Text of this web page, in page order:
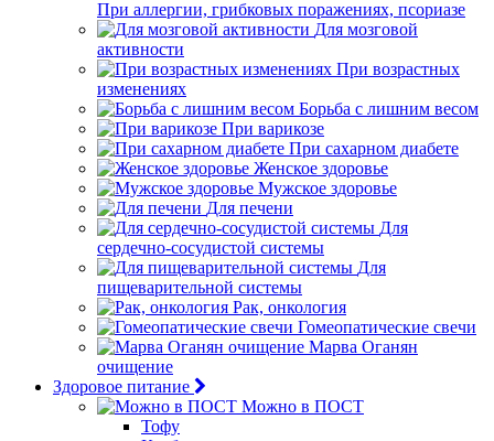
При аллергии, грибковых поражениях, псориазе
Для мозговой
активности
При возрастных
изменениях
Борьба с лишним весом
При варикозе
При сахарном диабете
Женское здоровье
Мужское здоровье
Для печени
Для
сердечно-сосудистой системы
Для
пищеварительной системы
Рак, онкология
Гомеопатические свечи
Марва Оганян
очищение
Здоровое питание
Можно в ПОСТ
Тофу